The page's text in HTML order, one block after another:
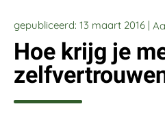
gepubliceerd: 13 maart 2016 |
Hoe krijg je